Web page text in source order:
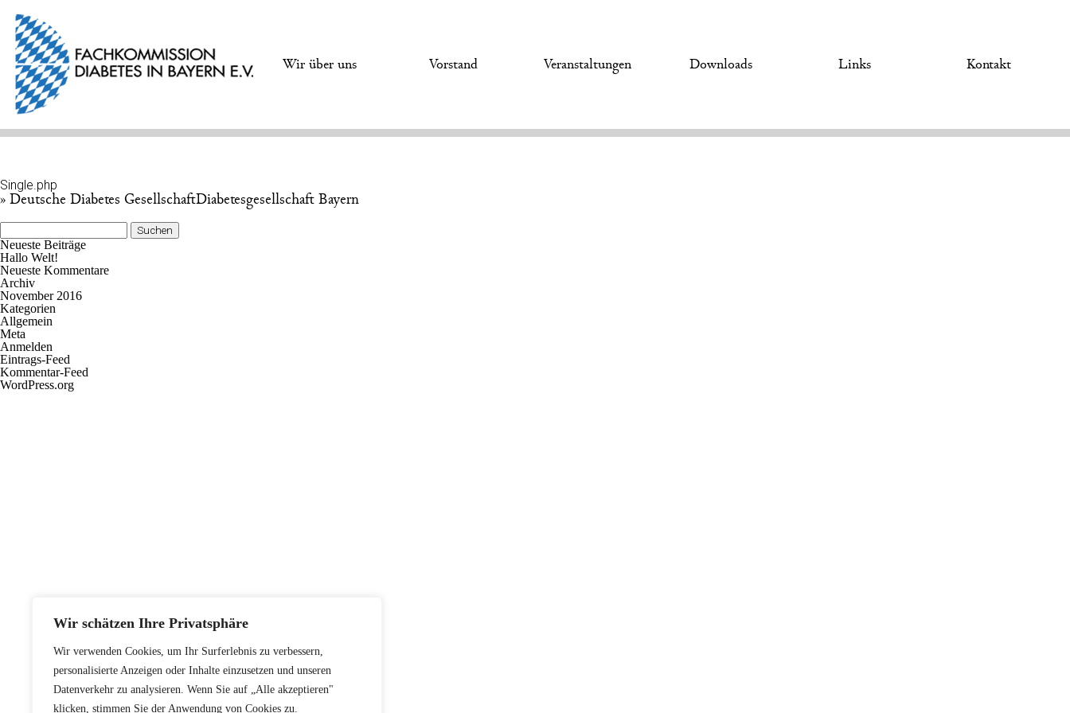
Wir schätzen Ihre Privatsphäre
Wir verwenden Cookies, um Ihr Surferlebnis zu verbessern,
personalisierte Anzeigen oder Inhalte einzusetzen und unseren
Datenverkehr zu analysieren. Wenn Sie auf „Alle akzeptieren"
klicken, stimmen Sie der Anwendung von Cookies zu.
Wir über uns Vorstand Veranstaltungen Downloads Links Kontakt
Single.php
» Deutsche Diabetes GesellschaftDiabetesgesellschaft Bayern
Suchen
nach:
Neueste Beiträge
Hallo Welt!
Neueste Kommentare
Archiv
November 2016
Kategorien
Allgemein
Meta
Anmelden
Eintrags-Feed
Kommentar-Feed
WordPress.org